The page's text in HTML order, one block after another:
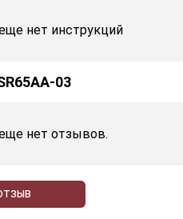
нет инструкций
03
нет отзывов.